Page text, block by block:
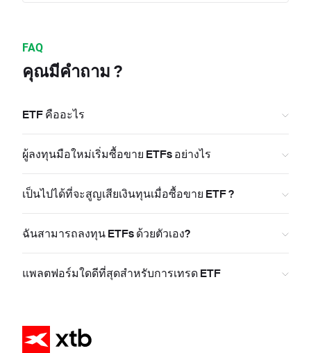
FAQ
คุณมีคำถาม ?
ETF คืออะไร
ผู้ลงทุนมือใหม่เริ่มซื้อขาย ETFs อย่างไร
เป็นไปได้ที่จะสูญเสียเงินทุนเมื่อซื้อขาย ETF ?
ฉันสามารถลงทุน ETFs ด้วยตัวเอง?
แพลตฟอร์มใดดีที่สุดสำหรับการเทรด ETF